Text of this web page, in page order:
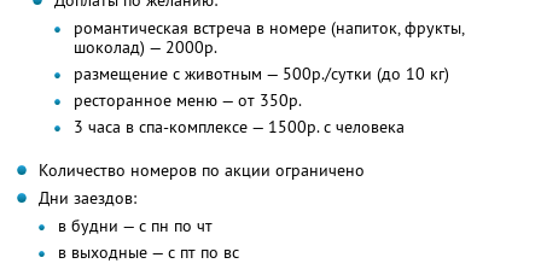
романтическая встреча в номере (напиток, фрукты,
шоколад) — 2000р.
размещение с животным — 500р./сутки (до 10 кг)
ресторанное меню — от 350р.
3 часа в спа-комплексе — 1500р. с человека
Количество номеров по акции ограничено
Дни заездов:
в будни — с пн по чт
в выходные — с пт по вс